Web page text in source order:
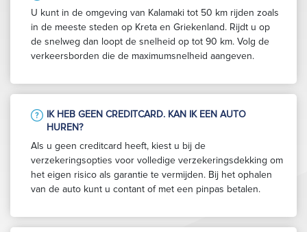
U kunt in de omgeving van Kalamaki tot 50 km rijden zoals
in de meeste steden op Kreta en Griekenland. Rijdt u op
de snelweg dan loopt de snelheid op tot 90 km. Volg de
verkeersborden die de maximumsnelheid aangeven.
IK HEB GEEN CREDITCARD. KAN IK EEN AUTO
HUREN?
Als u geen creditcard heeft, kiest u bij de
verzekeringsopties voor volledige verzekeringsdekking om
het eigen risico als garantie te vermijden. Bij het ophalen
van de auto kunt u contant of met een pinpas betalen.